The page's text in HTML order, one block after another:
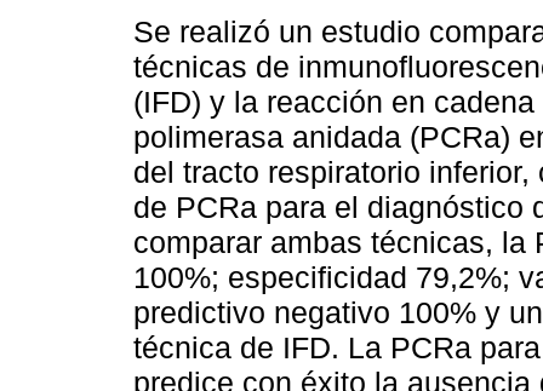
Se realizó un estudio
técnicas de
(IFD) y la reacción en cadena
polimerasa anidada (PCRa)
del tracto respiratorio
de PCRa para el diagnóstico
comparar ambas técnicas, la
100%; especificidad 79,2%;
predictivo negativo 100% y
técnica de IFD. La PCRa
predice con éxito la